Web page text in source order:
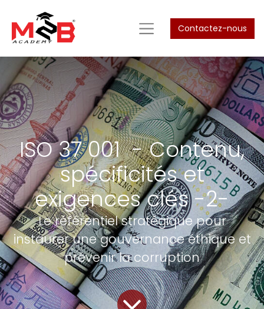
Contactez-nous
ISO 37 001 - Contenu,
spécificités et
exigences clés -2-
Le référentiel stratégique pour
instaurer une gouvernance éthique et
prévenir la corruption